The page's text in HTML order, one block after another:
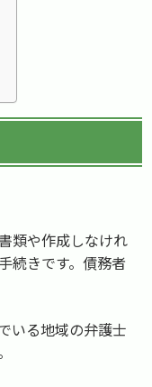
類や作成しなけれ
続きです。債務者
いる地域の弁護士